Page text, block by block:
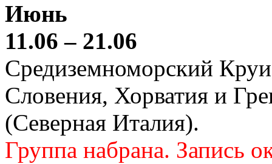
Июнь
11.06 – 21.06
Средиземноморский
Словения, Хорватия и
(Северная Италия).
Группа набрана. Запись